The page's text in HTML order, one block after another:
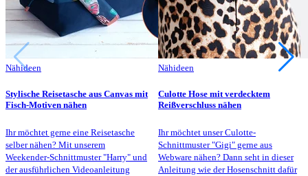
Nähideen
Stylische Reisetasche aus Canvas mit
Fisch-Motiven nähen
Ihr möchtet gerne eine Reisetasche
selber nähen? Mit unserem
Weekender-Schnittmuster "Harry" und
der ausführlichen Videoanleitung
Nähideen
Culotte Hose mit verdecktem
Reißverschluss nähen
Ihr möchtet unser Culotte-
Schnittmuster "Gigi" gerne aus
Webware nähen? Dann seht in dieser
Anleitung wie der Hosenschnitt dafür